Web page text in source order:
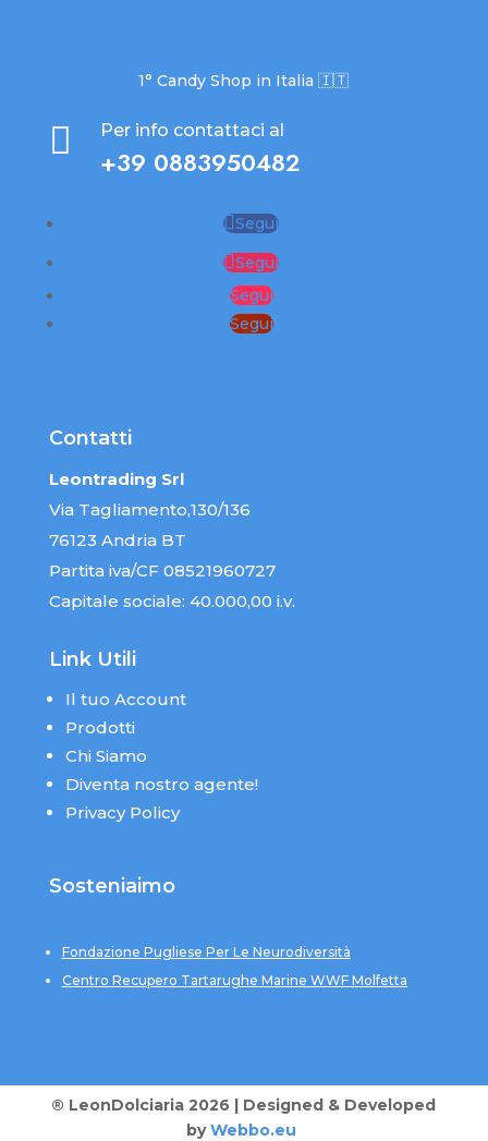
1° Candy Shop in Italia 🇮🇹
 Per info contattaci al
+39 0883950482
Segui
Segui
Segui
Segui
Contatti
Leontrading Srl
Via Tagliamento,130/136
76123 Andria BT
Partita iva/CF 08521960727
Capitale sociale: 40.000,00 i.v.
Link Utili
Il tuo Account
Prodotti
Chi Siamo
Diventa nostro agente!
Privacy Policy
Sosteniaimo
Fondazione Pugliese Per Le Neurodiversità
Centro Recupero Tartarughe Marine WWF Molfetta
® LeonDolciaria 2026 | Designed & Developed
by Webbo.eu